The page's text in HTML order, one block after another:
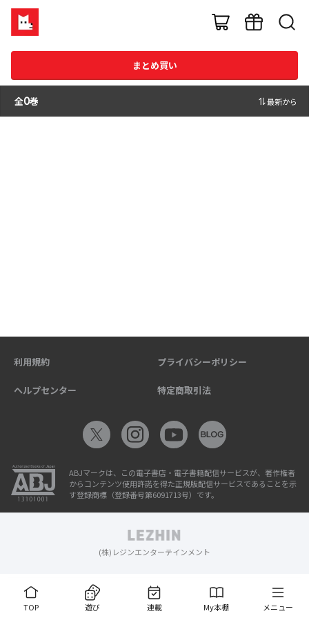
まとめ買い
全0巻 最新から
TOP 遊び 連載 My本棚 メニュー
利用規約 プライバシーポリシー
ヘルプセンター 特定商取引法
ABJマークは、この電子書店・電子書籍配信サービスが、著作権者
からコンテンツ使用許諾を得た正規版配信サービスであることを示
す登録商標（登録番号第6091713号）です。
(株)レジンエンターテインメント